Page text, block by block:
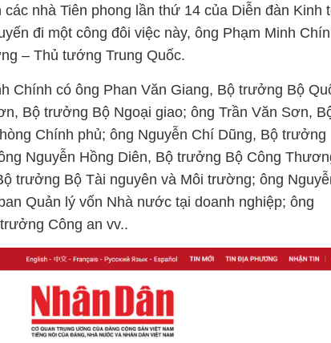
nhà Tiên phong lần thứ 14 của Diễn đàn Kinh
đi một công đôi việc này, ông Phạm Minh
– Thủ tướng Trung Quốc.
Chính có ông Phan Văn Giang, Bộ trưởng Bộ
Bộ trưởng Bộ Ngoại giao; ông Trần Văn Sơn,
Chính phủ; ông Nguyễn Chí Dũng, Bộ trưởng
Nguyễn Hồng Diên, Bộ trưởng Bộ Công
trưởng Bộ Tài nguyên và Môi trường; ông
Quản lý vốn Nhà nước tại doanh nghiệp; ông
Công an vv..